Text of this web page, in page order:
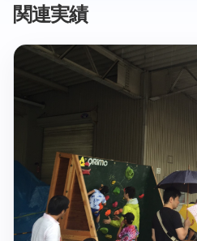
関連実績